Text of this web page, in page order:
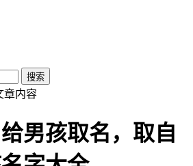
章内容
男孩取名，取自